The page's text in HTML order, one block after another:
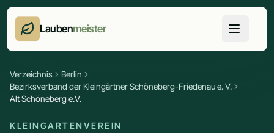
Laubenmeister
Verzeichnis
Berlin
Bezirksverband der Kleingärtner Schöneberg-Friedenau e. V.
Alt Schöneberg e.V.
KLEINGARTENVEREIN